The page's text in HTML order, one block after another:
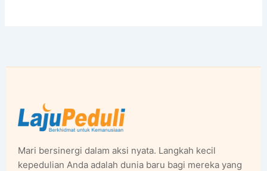
Mari bersinergi dalam aksi nyata. Langkah kecil
kepedulian Anda adalah dunia baru bagi mereka yang